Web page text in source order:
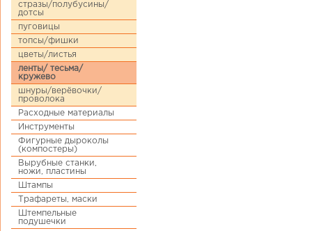
стразы/полубусины/
дотсы
пуговицы
топсы/фишки
цветы/листья
ленты/ тесьма/
кружево
шнуры/верёвочки/
проволока
Расходные материалы
Инструменты
Фигурные дыроколы
(компостеры)
Вырубные станки,
ножи, пластины
Штампы
Трафареты, маски
Штемпельные
подушечки